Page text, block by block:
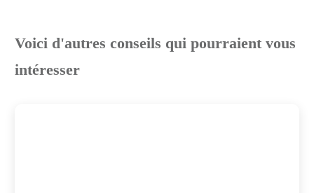
Voici d'autres conseils qui pourraient vous
intéresser